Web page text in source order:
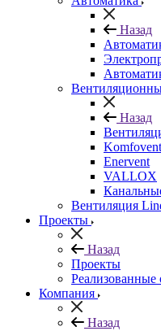
Назад
Назад
Komfovent
Enervent
VALLOX
Вентиляция
Проекты
Назад
Проекты
Реализованные
Компания
Назад